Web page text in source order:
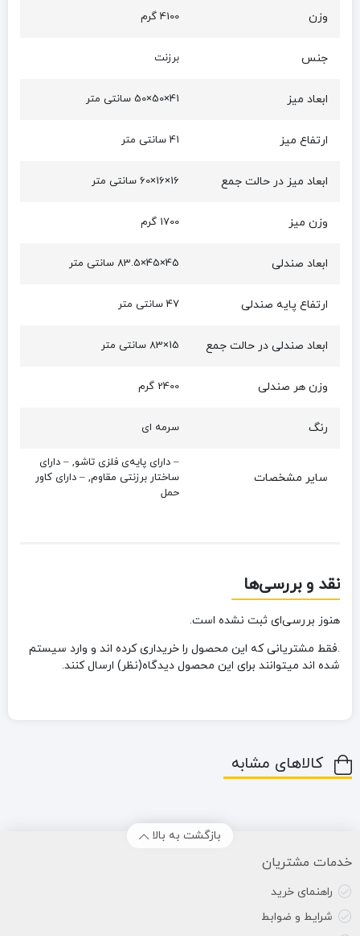
وزن 4100 گرم
جنس برزنت
ابعاد میز 41×50×50 سانتی متر
ارتفاع میز 41 سانتی متر
ابعاد میز در حالت جمع 16×16×60 سانتی متر
وزن میز 1700 گرم
ابعاد صندلی 45×45×83.5 سانتی متر
ارتفاع پایه صندلی 47 سانتی متر
ابعاد صندلی در حالت جمع 15×83 سانتی متر
وزن هر صندلی 2400 گرم
رنگ سرمه ای
سایر مشخصات
– دارای پایه‌ی فلزی تاشو, – دارای
ساختار برزنتی مقاوم, – دارای کاور
حمل
نقد و بررسی‌ها
هنوز بررسی‌ای ثبت نشده است.
.فقط مشتریانی که این محصول را خریداری کرده اند و وارد سیستم
شده اند میتوانند برای این محصول دیدگاه(نظر) ارسال کنند.
کالاهای مشابه
بازگشت به بالا
خدمات مشتریان
راهنمای خرید
شرایط و ضوابط